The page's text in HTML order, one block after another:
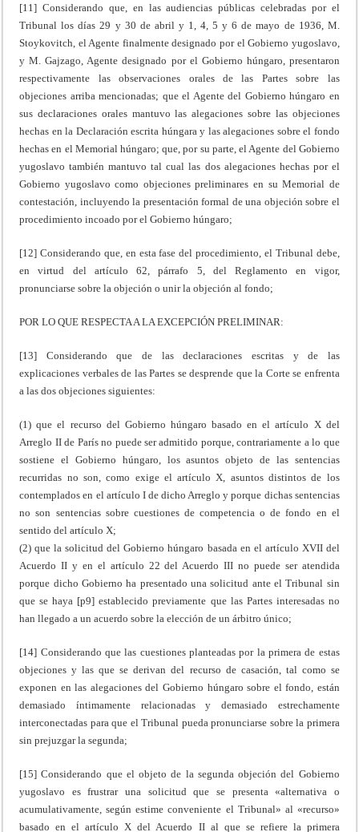
[11] Considerando que, en las audiencias públicas celebradas por el
Tribunal los días 29 y 30 de abril y 1, 4, 5 y 6 de mayo de 1936, M.
Stoykovitch, el Agente finalmente designado por el Gobierno yugoslavo,
y M. Gajzago, Agente designado por el Gobierno húngaro, presentaron
respectivamente las observaciones orales de las Partes sobre las
objeciones arriba mencionadas; que el Agente del Gobierno húngaro en
sus declaraciones orales mantuvo las alegaciones sobre las objeciones
hechas en la Declaración escrita húngara y las alegaciones sobre el fondo
hechas en el Memorial húngaro; que, por su parte, el Agente del Gobierno
yugoslavo también mantuvo tal cual las dos alegaciones hechas por el
Gobierno yugoslavo como objeciones preliminares en su Memorial de
contestación, incluyendo la presentación formal de una objeción sobre el
procedimiento incoado por el Gobierno húngaro;
[12] Considerando que, en esta fase del procedimiento, el Tribunal debe,
en virtud del artículo 62, párrafo 5, del Reglamento en vigor,
pronunciarse sobre la objeción o unir la objeción al fondo;
POR LO QUE RESPECTA A LA EXCEPCIÓN PRELIMINAR:
[13] Considerando que de las declaraciones escritas y de las
explicaciones verbales de las Partes se desprende que la Corte se enfrenta
a las dos objeciones siguientes:
(1) que el recurso del Gobierno húngaro basado en el artículo X del
Arreglo II de París no puede ser admitido porque, contrariamente a lo que
sostiene el Gobierno húngaro, los asuntos objeto de las sentencias
recurridas no son, como exige el artículo X, asuntos distintos de los
contemplados en el artículo I de dicho Arreglo y porque dichas sentencias
no son sentencias sobre cuestiones de competencia o de fondo en el
sentido del artículo X;
(2) que la solicitud del Gobierno húngaro basada en el artículo XVII del
Acuerdo II y en el artículo 22 del Acuerdo III no puede ser atendida
porque dicho Gobierno ha presentado una solicitud ante el Tribunal sin
que se haya [p9] establecido previamente que las Partes interesadas no
han llegado a un acuerdo sobre la elección de un árbitro único;
[14] Considerando que las cuestiones planteadas por la primera de estas
objeciones y las que se derivan del recurso de casación, tal como se
exponen en las alegaciones del Gobierno húngaro sobre el fondo, están
demasiado íntimamente relacionadas y demasiado estrechamente
interconectadas para que el Tribunal pueda pronunciarse sobre la primera
sin prejuzgar la segunda;
[15] Considerando que el objeto de la segunda objeción del Gobierno
yugoslavo es frustrar una solicitud que se presenta «alternativa o
acumulativamente, según estime conveniente el Tribunal» al «recurso»
basado en el artículo X del Acuerdo II al que se refiere la primera